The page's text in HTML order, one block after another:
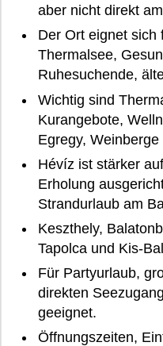
aber nicht direkt
Der Ort eignet sich
Thermalsee,
Ruhesuchende,
Wichtig sind
Kurangebote,
Egregy,
Hévíz ist stärker
Erholung
Strandurlaub am
Keszthely,
Tapolca und Kis-
Für Partyurlaub,
direkten
geeignet.
Öffnungszeiten,